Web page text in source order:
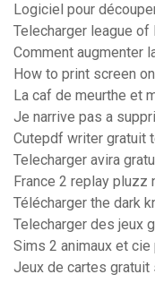
Logiciel pour
Telecharger league
Comment augmenter
How to print screen
La caf de meurthe et
Je narrive pas a
Cutepdf writer gratuit
Telecharger avira
France 2 replay
Télécharger the dark
Telecharger des jeux
Sims 2 animaux et
Jeux de cartes